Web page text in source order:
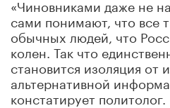
«Чиновниками даже не
сами понимают, что все
обычных людей, что
колен. Так что
становится изоляция от
альтернативной
констатирует политолог.